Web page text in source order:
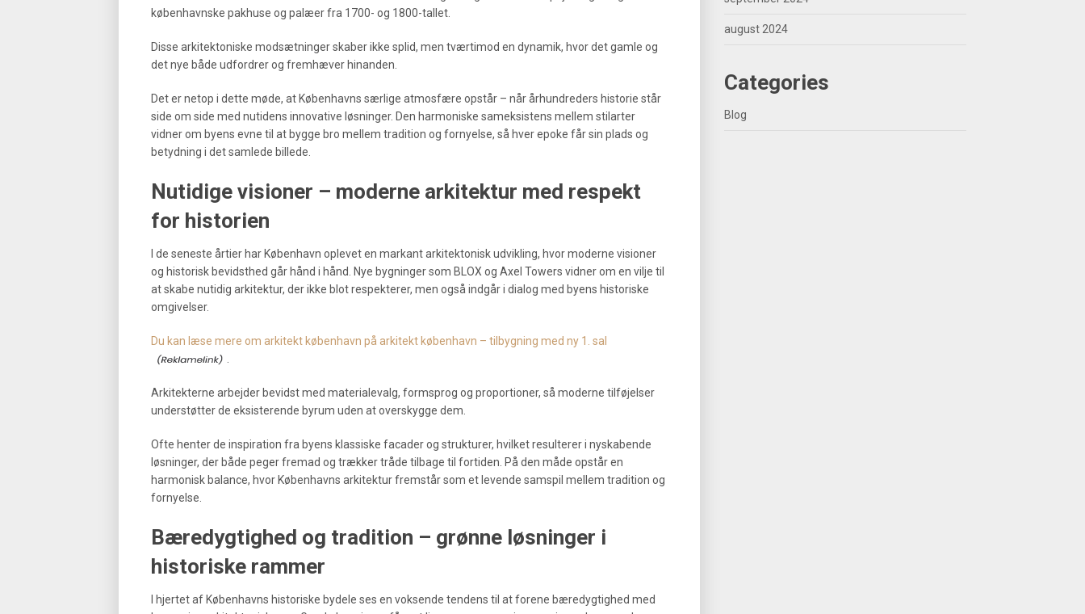
københavnske pakhuse og palæer fra 1700- og 1800-tallet.
Disse arkitektoniske modsætninger skaber ikke splid, men tværtimod en dynamik, hvor det gamle og
det nye både udfordrer og fremhæver hinanden.
Det er netop i dette møde, at Københavns særlige atmosfære opstår – når århundreders historie står
side om side med nutidens innovative løsninger. Den harmoniske sameksistens mellem stilarter
vidner om byens evne til at bygge bro mellem tradition og fornyelse, så hver epoke får sin plads og
betydning i det samlede billede.
Nutidige visioner – moderne arkitektur med respekt
for historien
I de seneste årtier har København oplevet en markant arkitektonisk udvikling, hvor moderne visioner
og historisk bevidsthed går hånd i hånd. Nye bygninger som BLOX og Axel Towers vidner om en vilje til
at skabe nutidig arkitektur, der ikke blot respekterer, men også indgår i dialog med byens historiske
omgivelser.
Du kan læse mere om arkitekt københavn på arkitekt københavn – tilbygning med ny 1. sal
Arkitekterne arbejder bevidst med materialevalg, formsprog og proportioner, så moderne tilføjelser
understøtter de eksisterende byrum uden at overskygge dem.
Ofte henter de inspiration fra byens klassiske facader og strukturer, hvilket resulterer i nyskabende
løsninger, der både peger fremad og trækker tråde tilbage til fortiden. På den måde opstår en
harmonisk balance, hvor Københavns arkitektur fremstår som et levende samspil mellem tradition og
fornyelse.
Bæredygtighed og tradition – grønne løsninger i
historiske rammer
I hjertet af Københavns historiske bydele ses en voksende tendens til at forene bæredygtighed med
august 2024
Categories
Blog